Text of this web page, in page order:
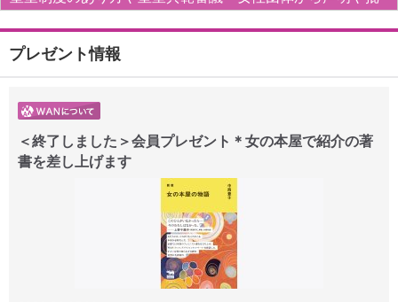
プレゼント情報
＜終了しました＞会員プレゼント＊女の本屋で紹介の著
書を差し上げます